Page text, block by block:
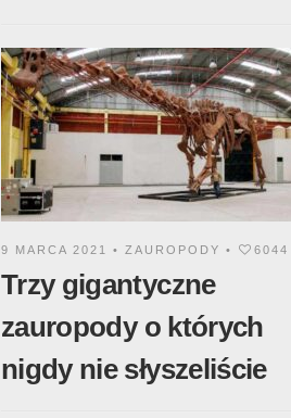
9 MARCA 2021 • ZAUROPODY • 6044
Trzy gigantyczne
zauropody o których
nigdy nie słyszeliście